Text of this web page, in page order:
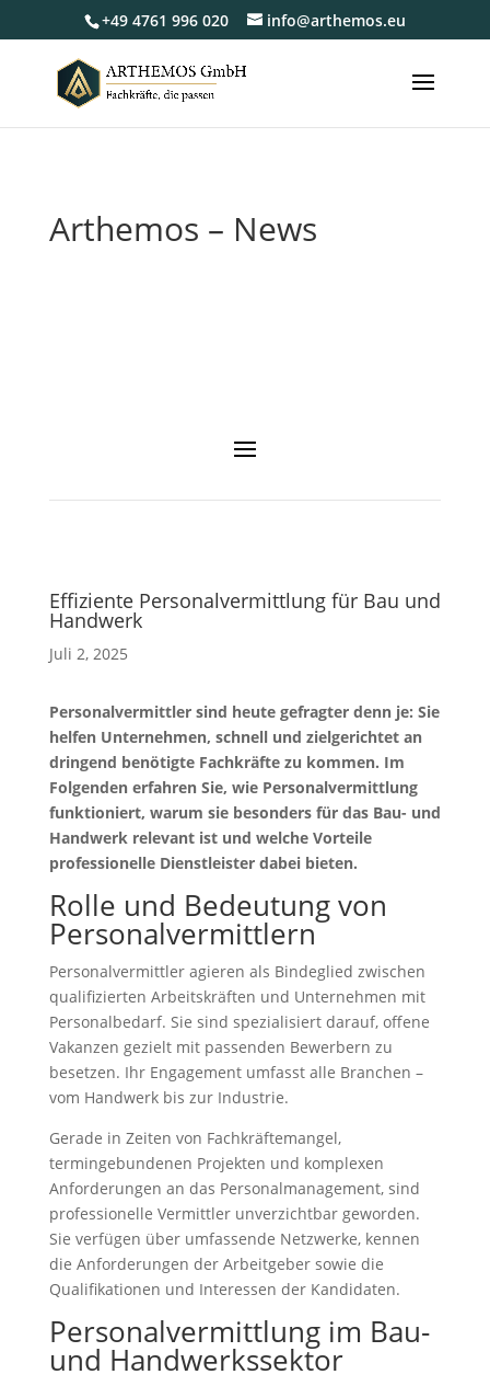
+49 4761 996 020 info@arthemos.eu
Arthemos – News
Effiziente Personalvermittlung für Bau und
Handwerk
Juli 2, 2025
Personalvermittler sind heute gefragter denn je: Sie
helfen Unternehmen, schnell und zielgerichtet an
dringend benötigte Fachkräfte zu kommen. Im
Folgenden erfahren Sie, wie Personalvermittlung
funktioniert, warum sie besonders für das Bau- und
Handwerk relevant ist und welche Vorteile
professionelle Dienstleister dabei bieten.
Rolle und Bedeutung von
Personalvermittlern
Personalvermittler agieren als Bindeglied zwischen
qualifizierten Arbeitskräften und Unternehmen mit
Personalbedarf. Sie sind spezialisiert darauf, offene
Vakanzen gezielt mit passenden Bewerbern zu
besetzen. Ihr Engagement umfasst alle Branchen –
vom Handwerk bis zur Industrie.
Gerade in Zeiten von Fachkräftemangel,
termingebundenen Projekten und komplexen
Anforderungen an das Personalmanagement, sind
professionelle Vermittler unverzichtbar geworden.
Sie verfügen über umfassende Netzwerke, kennen
die Anforderungen der Arbeitgeber sowie die
Qualifikationen und Interessen der Kandidaten.
Personalvermittlung im Bau-
und Handwerkssektor